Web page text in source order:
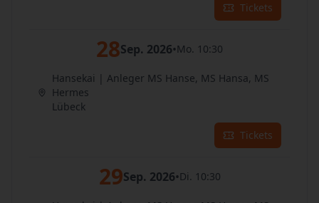
Tickets
28Sep. 2026•Mo. 10:30
Hansekai | Anleger MS Hanse, MS Hansa, MS
Hermes
Lübeck
Tickets
29Sep. 2026•Di. 10:30